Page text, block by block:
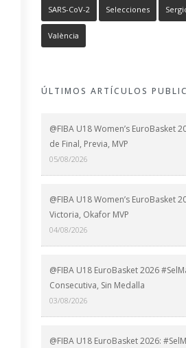
SARS-CoV-2 Selecciones
València
ÚLTIMOS ARTÍCULOS
@FIBA U18 Women’s EuroBasket
de Final, Previa, MVP
05/08/2026
@FIBA U18 Women’s EuroBasket
Victoria, Okafor MVP
04/08/2026
@FIBA U18 EuroBasket 2026
Consecutiva, Sin Medalla
03/08/2026
@FIBA U18 EuroBasket 2026: